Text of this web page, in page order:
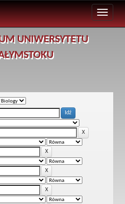
UNIWERSYTETU